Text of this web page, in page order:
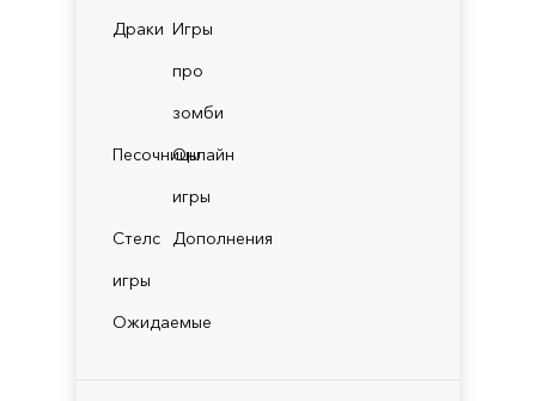
Драки Игры
про
зомби
ПесочницыОнлайн
игры
Стелс
игры
Дополнения
Ожидаемые